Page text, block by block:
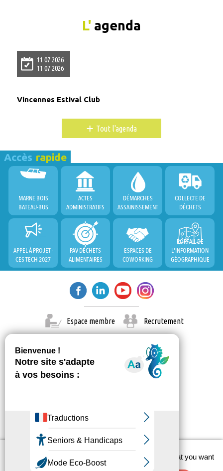
L' agenda
11 07 2026
11 07 2026
Vincennes Estival Club
+ Tout l'agenda
Accès rapide
MARNE BOIS
BATEAU-BUS
ACTES
ADMINISTRATIFS
DÉMARCHES
ASSAINISSEMENT
COLLECTE DE
DÉCHETS
APPEL À PROJET -
CES TECH 2027
PAV DÉCHETS
ALIMENTAIRES
ESPACES DE
COWORKING
PORTAIL DE
L'INFORMATION
GÉOGRAPHIQUE
Espace membre Recrutement
© Paris Est Marne & Bois 2026
Administration
Mentions légales
This site uses cookies and gives you control over what you want
to activate